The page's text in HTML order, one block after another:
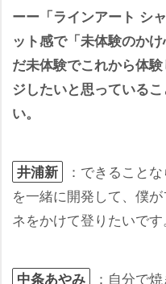
ーー「ラインアート シ
ット感で「未体験のか
だ未体験でこれから体
ジしたいと思っている
い。
井浦新
：できること
を一緒に開発して、僕
ネをかけて登りたいです
中条あやみ ：自分で